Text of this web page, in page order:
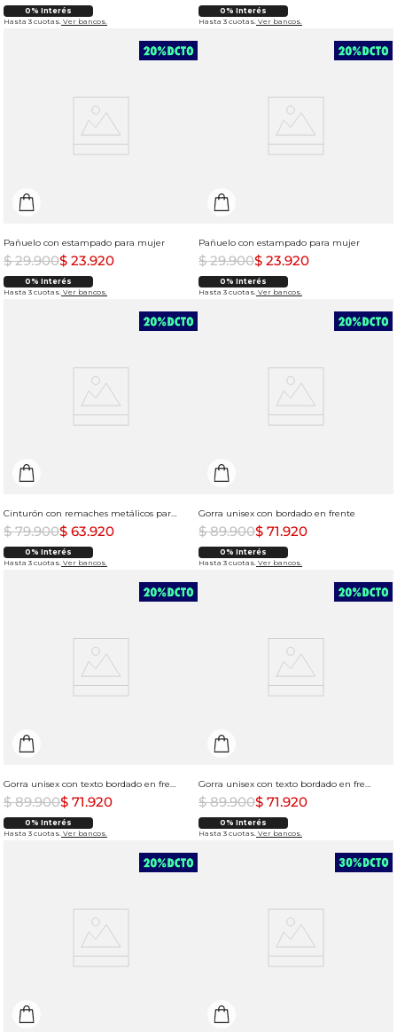
0% Interés
Hasta 3 cuotas. Ver bancos.
0% Interés
Hasta 3 cuotas. Ver bancos.
Pañuelo con estampado para mujer
$ 29.900$ 23.920
0% Interés
Hasta 3 cuotas. Ver bancos.
Pañuelo con estampado para mujer
$ 29.900$ 23.920
0% Interés
Hasta 3 cuotas. Ver bancos.
Cinturón con remaches metálicos para mujer
$ 79.900$ 63.920
0% Interés
Hasta 3 cuotas. Ver bancos.
Gorra unisex con bordado en frente
$ 89.900$ 71.920
0% Interés
Hasta 3 cuotas. Ver bancos.
Gorra unisex con texto bordado en frente
$ 89.900$ 71.920
0% Interés
Hasta 3 cuotas. Ver bancos.
Gorra unisex con texto bordado en frente
$ 89.900$ 71.920
0% Interés
Hasta 3 cuotas. Ver bancos.